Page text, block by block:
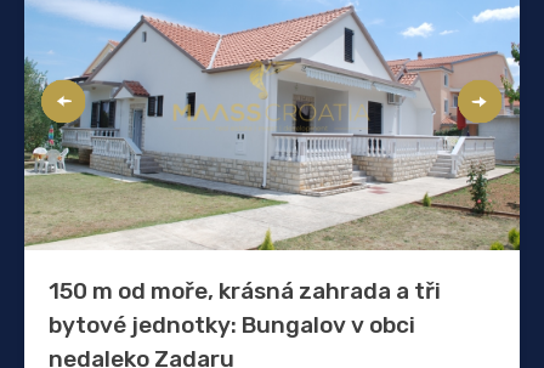
150 m od moře, krásná zahrada a tři
bytové jednotky: Bungalov v obci
nedaleko Zadaru